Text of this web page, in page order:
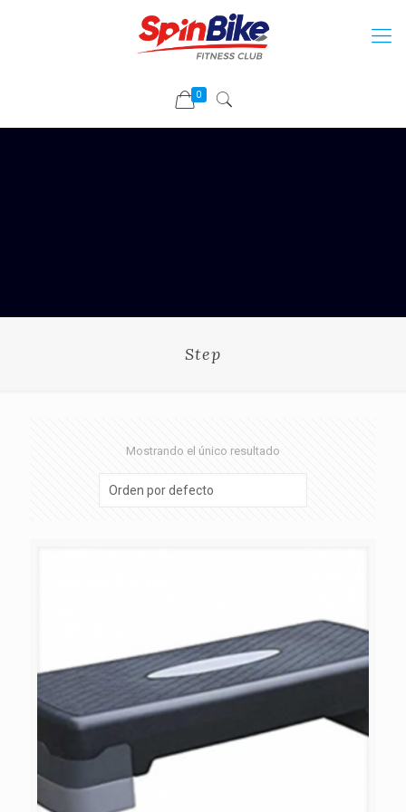
0
Step
Mostrando el único resultado